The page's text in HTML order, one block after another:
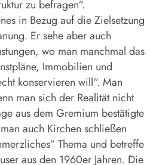
zu befragen“.
in Bezug auf die Zielsetzung
Er sehe aber auch
wo man manchmal das
Immobilien und
konservieren will“. Man
man sich der Realität nicht
aus dem Gremium bestätigte
auch Kirchen schließen
Thema und betreffe
aus den 1960er Jahren. Die